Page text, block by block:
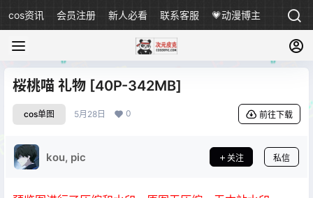
cos资讯 会员注册 新人必看 联系客服 💗动漫博主
桜桃喵 礼物 [40P-342MB]
cos单图 5月28日 0 前往下载
kou, pic 关注 私信